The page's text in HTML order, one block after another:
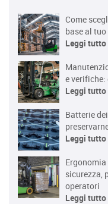
Come
base al
Leggi tutto
e
Leggi tutto
Batterie
Leggi tutto
sicurezza,
operatori
Leggi tutto